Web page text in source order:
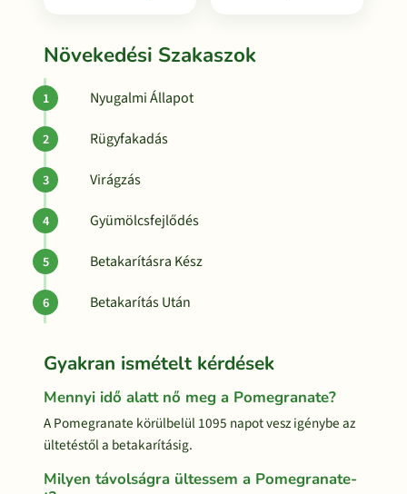
Növekedési Szakaszok
Nyugalmi Állapot
Rügyfakadás
Virágzás
Gyümölcsfejlődés
Betakarításra Kész
Betakarítás Után
Gyakran ismételt kérdések
Mennyi idő alatt nő meg a Pomegranate?
A Pomegranate körülbelül 1095 napot vesz igénybe az
ültetéstől a betakarításig.
Milyen távolságra ültessem a Pomegranate-